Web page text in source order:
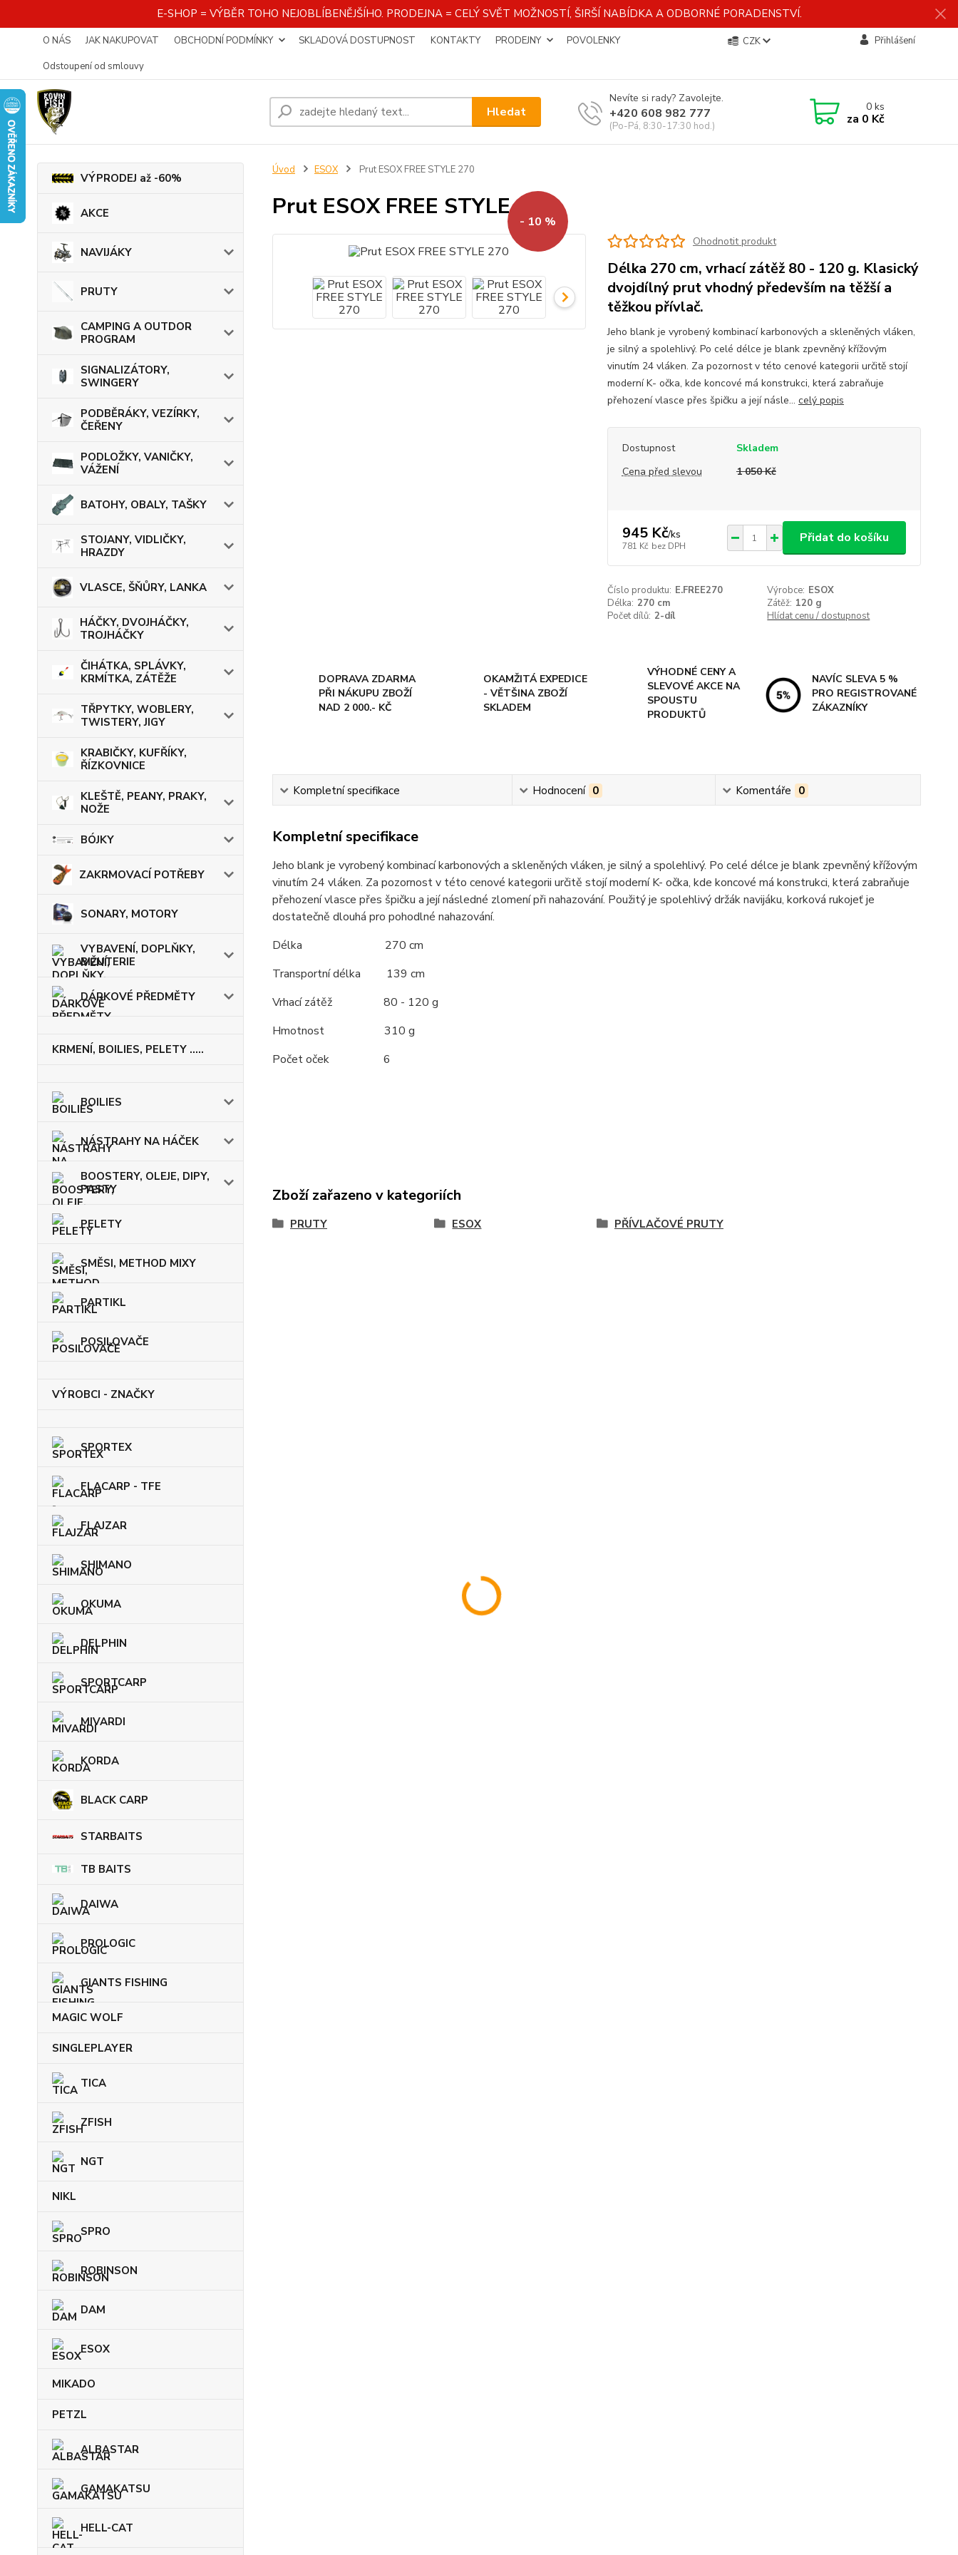
E-SHOP = VÝBĚR TOHO NEJOBLÍBENĚJŠÍHO. PRODEJNA = CELÝ SVĚT MOŽNOSTÍ, ŠIRŠÍ NABÍDKA A ODBORNÉ PORADENSTVÍ.
O NÁS JAK NAKUPOVAT OBCHODNÍ PODMÍNKY SKLADOVÁ DOSTUPNOST KONTAKTY PRODEJNY
POVOLENKY
Odstoupení od smlouvy
CZK Přihlášení
Hledat
Nevíte si rady? Zavolejte.
+420 608 982 777
(Po-Pá, 8:30-17:30 hod.)
0ks
za 0 Kč
VÝPRODEJ až -60%
AKCE
NAVIJÁKY
PRUTY
CAMPING A OUTDOR
PROGRAM
SIGNALIZÁTORY,
SWINGERY
PODBĚRÁKY, VEZÍRKY,
ČEŘENY
PODLOŽKY, VANIČKY,
VÁŽENÍ
BATOHY, OBALY, TAŠKY
STOJANY, VIDLIČKY,
HRAZDY
VLASCE, ŠŇŮRY, LANKA
HÁČKY, DVOJHÁČKY,
TROJHÁČKY
ČIHÁTKA, SPLÁVKY,
KRMÍTKA, ZÁTĚŽE
TŘPYTKY, WOBLERY,
TWISTERY, JIGY
KRABIČKY, KUFŘÍKY,
ŘÍZKOVNICE
KLEŠTĚ, PEANY, PRAKY,
NOŽE
BÓJKY
ZAKRMOVACÍ POTŘEBY
SONARY, MOTORY
VYBAVENÍ, DOPLŇKY,
BIŽUTERIE
DÁRKOVÉ PŘEDMĚTY
KRMENÍ, BOILIES, PELETY .....
BOILIES
NÁSTRAHY NA HÁČEK
BOOSTERY, OLEJE, DIPY,
PASTY
PELETY
SMĚSI, METHOD MIXY
PARTIKL
POSILOVAČE
VÝROBCI - ZNAČKY
SPORTEX
FLACARP - TFE
FLAJZAR
SHIMANO
OKUMA
DELPHIN
SPORTCARP
MIVARDI
KORDA
BLACK CARP
STARBAITS
TB BAITS
DAIWA
PROLOGIC
GIANTS FISHING
MAGIC WOLF
SINGLEPLAYER
TICA
ZFISH
NGT
NIKL
SPRO
ROBINSON
DAM
ESOX
MIKADO
PETZL
ALBASTAR
GAMAKATSU
HELL-CAT
Úvod ESOX Prut ESOX FREE STYLE 270
Prut ESOX FREE STYLE 270
- 10 %
Ohodnotit produkt
Délka 270 cm, vrhací zátěž 80 - 120 g. Klasický
dvojdílný prut vhodný především na těžší a
těžkou přívlač.
Jeho blank je vyrobený kombinací karbonových a skleněných vláken,
je silný a spolehlivý. Po celé délce je blank zpevněný křížovým
vinutím 24 vláken. Za pozornost v této cenové kategorii určitě stojí
moderní K- očka, kde koncové má konstrukci, která zabraňuje
přehození vlasce přes špičku a její násle... celý popis
Dostupnost
Skladem
Cena před slevou
1 050 Kč
945 Kč/ks
781 Kč bez DPH
Přidat do košíku
Číslo produktu: E.FREE270 Výrobce: ESOX
Délka: 270 cm Zátěž: 120 g
Počet dílů: 2-díl Hlídat cenu / dostupnost
DOPRAVA ZDARMA
PŘI NÁKUPU ZBOŽÍ
NAD 2 000.- KČ
OKAMŽITÁ EXPEDICE
- VĚTŠINA ZBOŽÍ
SKLADEM
VÝHODNÉ CENY A
SLEVOVÉ AKCE NA
SPOUSTU
PRODUKTŮ
NAVÍC SLEVA 5 %
PRO REGISTROVANÉ
ZÁKAZNÍKY
Kompletní specifikace Hodnocení 0 Komentáře 0
Kompletní specifikace
Jeho blank je vyrobený kombinací karbonových a skleněných vláken, je silný a spolehlivý. Po celé délce je blank zpevněný křížovým
vinutím 24 vláken. Za pozornost v této cenové kategorii určitě stojí moderní K- očka, kde koncové má konstrukci, která zabraňuje
přehození vlasce přes špičku a její následné zlomení při nahazování. Použitý je spolehlivý držák navijáku, korková rukojeť je
dostatečně dlouhá pro pohodlné nahazování.
Délka 270 cm
Transportní délka 139 cm
Vrhací zátěž 80 - 120 g
Hmotnost 310 g
Počet oček 6
Zboží zařazeno v kategoriích
PRUTY ESOX PŘÍVLAČOVÉ PRUTY